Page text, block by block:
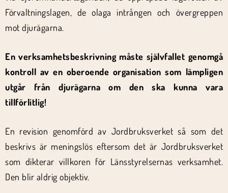
Förvaltningslagen, de olaga intrången och övergreppen
mot djurägarna.
En verksamhetsbeskrivning måste självfallet genomgå
kontroll av en oberoende organisation som lämpligen
utgår från djurägarna om den ska kunna vara
tillförlitlig!
En revision genomförd av Jordbruksverket så som det
beskrivs är meningslös eftersom det är Jordbruksverket
som dikterar villkoren för Länsstyrelsernas verksamhet.
Den blir aldrig objektiv.